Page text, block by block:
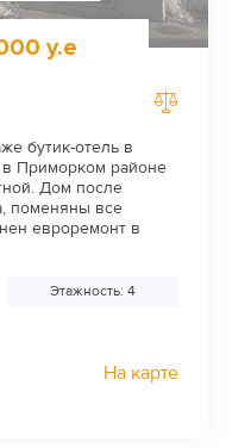
у.е
бутик-отель в
в Приморком районе
Дом после
поменяны все
евроремонт в
Этажность: 4
На карте